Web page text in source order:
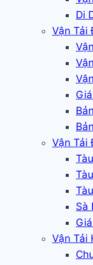
Di
Vận Tải
Vận Tải
Sà
Vận Tải